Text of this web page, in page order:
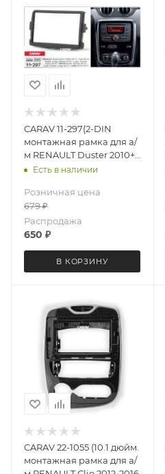
CARAV 11-297(2-DIN
монтажная рамка для а/
м RENAULT Duster 2010+
Logan, Captur, Symbol
2017+ / LADA XRAY 2015+
Есть в наличии
Розничная цена
679₽
Распродажа
650 ₽
В КОРЗИНУ
CARAV 22-1055 (10.1 дюйм.
монтажная рамка для а/